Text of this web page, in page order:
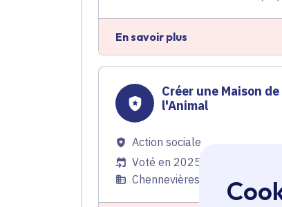
En savoir plus
Créer une Maison de
l'Animal
Action sociale
Voté en 2025
Chennevières-sur-Marne (94)